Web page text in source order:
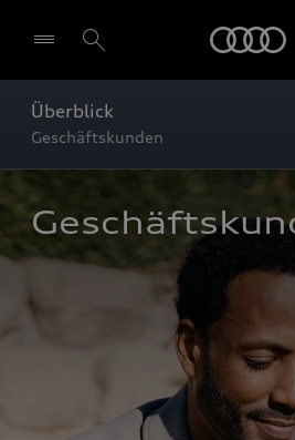
Überblick
Geschäftskunden